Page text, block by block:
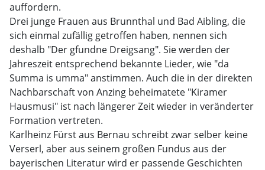
auffordern.
Drei junge Frauen aus Brunnthal und Bad Aibling, die
sich einmal zufällig getroffen haben, nennen sich
deshalb "Der gfundne Dreigsang". Sie werden der
Jahreszeit entsprechend bekannte Lieder, wie "da
Summa is umma" anstimmen. Auch die in der direkten
Nachbarschaft von Anzing beheimatete "Kiramer
Hausmusi" ist nach längerer Zeit wieder in veränderter
Formation vertreten.
Karlheinz Fürst aus Bernau schreibt zwar selber keine
Verserl, aber aus seinem großen Fundus aus der
bayerischen Literatur wird er passende Geschichten